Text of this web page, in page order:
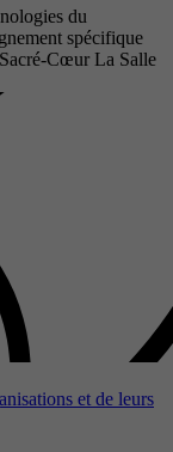
du
spécifique
Cœur La Salle
et de leurs